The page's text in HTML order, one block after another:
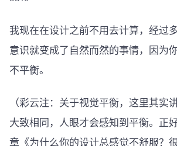
我现在在设计之前不用去计算，经过
意识就变成了自然而然的事情，因为
不平衡。
（彩云注：关于视觉平衡，这里其实
大致相同，人眼才会感知到平衡。正
章《为什么你的设计总感觉不舒服？